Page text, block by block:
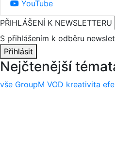
YouTube
PŘIHLÁŠENÍ K NEWSLETTERU
S přihlášením k odběru
Přihlásit
Nejčtenější
vše GroupM VOD kreativita